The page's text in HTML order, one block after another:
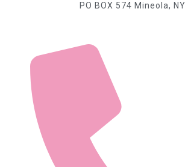
PO BOX 574 Mineola, NY